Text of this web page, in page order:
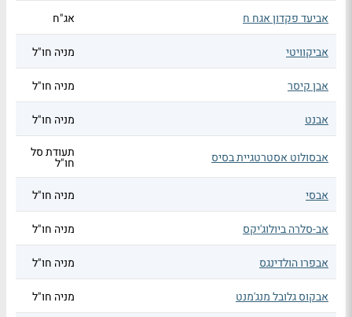
אביעד פקדון אגח ח אג"ח
אביקוויטי מניה חו"ל
אבן קיסר מניה חו"ל
אבנט מניה חו"ל
אבסולוט אסטרטגיית בסיס תעודת סל
חו"ל
אבסי
מניה חו"ל
אב-סלרה ביולוג'יקס מניה חו"ל
אבפרו הולדינגס מניה חו"ל
אבקוס גלובל מנג'מנט מניה חו"ל